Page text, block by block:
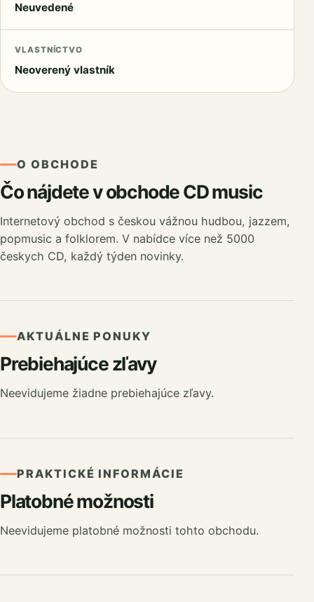
Neuvedené
VLASTNÍCTVO
Neoverený vlastník
O OBCHODE
Čo nájdete v obchode CD music
Internetový obchod s českou vážnou hudbou, jazzem,
popmusic a folklorem. V nabídce více než 5000
českych CD, každý týden novinky.
AKTUÁLNE PONUKY
Prebiehajúce zľavy
Neevidujeme žiadne prebiehajúce zľavy.
PRAKTICKÉ INFORMÁCIE
Platobné možnosti
Neevidujeme platobné možnosti tohto obchodu.